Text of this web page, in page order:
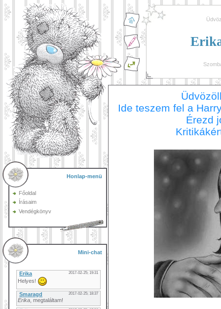
Honlap-menü
Főoldal
Írásaim
Vendégkönyv
Mini-chat
Ide teszem fel a
Érezd